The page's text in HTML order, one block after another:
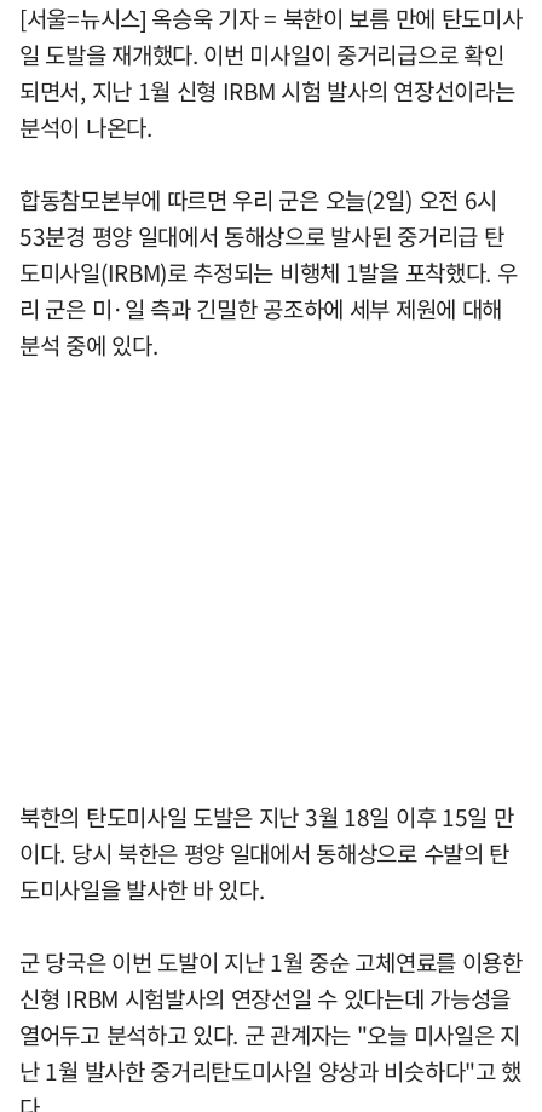
[서울=뉴시스] 옥승욱 기자 = 북한이 보름 만에 탄도미사
일 도발을 재개했다. 이번 미사일이 중거리급으로 확인
되면서, 지난 1월 신형 IRBM 시험 발사의 연장선이라는
분석이 나온다.
합동참모본부에 따르면 우리 군은 오늘(2일) 오전 6시
53분경 평양 일대에서 동해상으로 발사된 중거리급 탄
도미사일(IRBM)로 추정되는 비행체 1발을 포착했다. 우
리 군은 미·일 측과 긴밀한 공조하에 세부 제원에 대해
분석 중에 있다.
북한의 탄도미사일 도발은 지난 3월 18일 이후 15일 만
이다. 당시 북한은 평양 일대에서 동해상으로 수발의 탄
도미사일을 발사한 바 있다.
군 당국은 이번 도발이 지난 1월 중순 고체연료를 이용한
신형 IRBM 시험발사의 연장선일 수 있다는데 가능성을
열어두고 분석하고 있다. 군 관계자는 "오늘 미사일은 지
난 1월 발사한 중거리탄도미사일 양상과 비슷하다"고 했